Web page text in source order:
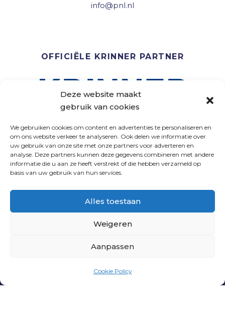
Deze website maakt
gebruik van cookies
We gebruiken cookies om content en advertenties te personaliseren en
om ons website verkeer te analyseren. Ook delen we informatie over
uw gebruik van onze site met onze partners voor adverteren en
analyse. Deze partners kunnen deze gegevens combineren met andere
informatie die u aan ze heeft verstrekt of die hebben verzameld op
basis van uw gebruik van hun services.
Alles toestaan
Weigeren
Aanpassen
Cookie Policy
info@pnl.nl
OFFICIËLE KRINNER PARTNER
VOLG ONS
| WEBSITE DOOR